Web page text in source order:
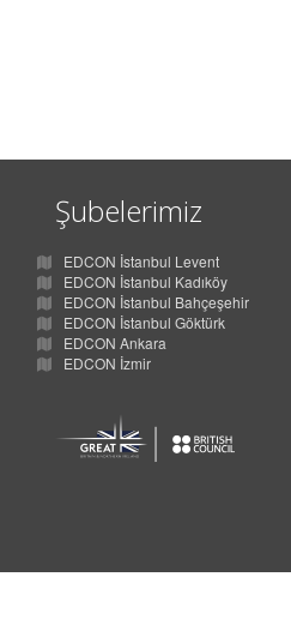
Şubelerimiz
EDCON İstanbul Levent
EDCON İstanbul Kadıköy
EDCON İstanbul Bahçeşehir
EDCON İstanbul Göktürk
EDCON Ankara
EDCON İzmir